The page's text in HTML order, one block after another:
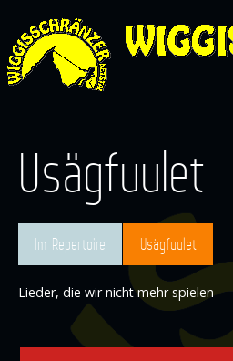
Usägfuulet
Im Repertoire Usägfuulet
Lieder, die wir nicht mehr spielen